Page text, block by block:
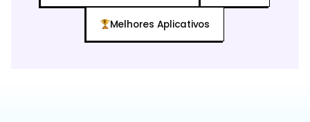
Melhores Aplicativos